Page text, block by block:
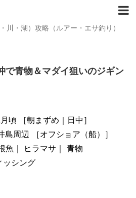
川・湖）攻略（ルアー・エサ釣り）
で青物＆マダイ狙いのジギン
頃 ［朝まずめ 日中 ］
島周辺 ［オフショア（船）
］
魚 ヒラマサ
青物
ッシング